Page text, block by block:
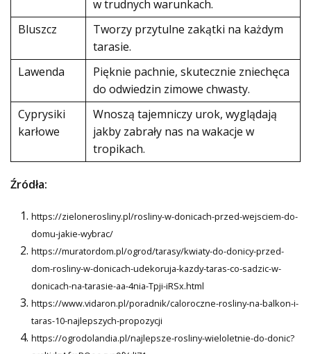
w trudnych warunkach.
Bluszcz
Tworzy przytulne zakątki na każdym
tarasie.
Lawenda
Pięknie pachnie, skutecznie zniechęca
do odwiedzin zimowe chwasty.
Cyprysiki
karłowe
Wnoszą tajemniczy urok, wyglądają
jakby zabrały nas na wakacje w
tropikach.
Źródła:
https://zielonerosliny.pl/rosliny-w-donicach-przed-wejsciem-do-
domu-jakie-wybrac/
https://muratordom.pl/ogrod/tarasy/kwiaty-do-donicy-przed-
dom-rosliny-w-donicach-udekoruja-kazdy-taras-co-sadzic-w-
donicach-na-tarasie-aa-4nia-Tpji-iRSx.html
https://www.vidaron.pl/poradnik/caloroczne-rosliny-na-balkon-i-
taras-10-najlepszych-propozycji
https://ogrodolandia.pl/najlepsze-rosliny-wieloletnie-do-donic?